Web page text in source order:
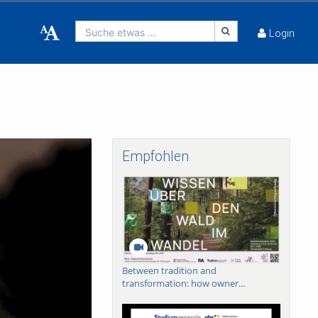
Suche etwas ... Login
Empfohlen
Between tradition and
transformation: how owner...